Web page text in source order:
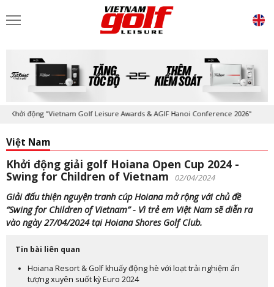
động "Vietnam Golf Leisure Awards & AGIF Hanoi Conference 2026"
Việt Nam
Khởi động giải golf Hoiana Open Cup 2024 -
Swing for Children of Vietnam
02/04/2024
Giải đấu thiện nguyện tranh cúp Hoiana mở rộng với chủ đề
“Swing for Children of Vietnam” - Vì trẻ em Việt Nam sẽ diễn ra
vào ngày 27/04/2024 tại Hoiana Shores Golf Club.
Tin bài liên quan
Hoiana Resort & Golf khuấy động hè với loạt trải nghiệm ấn
tượng xuyên suốt kỳ Euro 2024